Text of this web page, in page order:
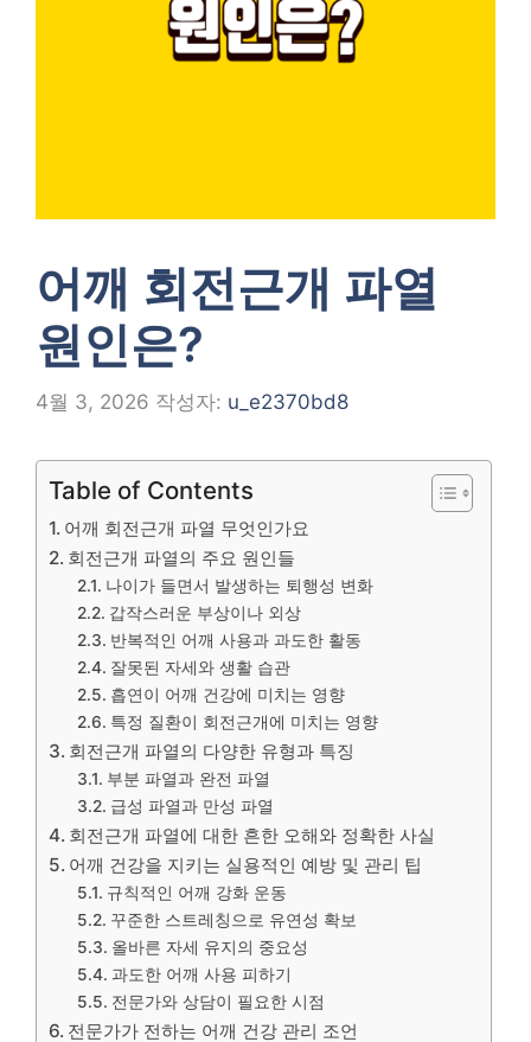
어깨 회전근개 파열
원인은?
4월 3, 2026 작성자: u_e2370bd8
Table of Contents
어깨 회전근개 파열 무엇인가요
회전근개 파열의 주요 원인들
나이가 들면서 발생하는 퇴행성 변화
갑작스러운 부상이나 외상
반복적인 어깨 사용과 과도한 활동
잘못된 자세와 생활 습관
흡연이 어깨 건강에 미치는 영향
특정 질환이 회전근개에 미치는 영향
회전근개 파열의 다양한 유형과 특징
부분 파열과 완전 파열
급성 파열과 만성 파열
회전근개 파열에 대한 흔한 오해와 정확한 사실
어깨 건강을 지키는 실용적인 예방 및 관리 팁
규칙적인 어깨 강화 운동
꾸준한 스트레칭으로 유연성 확보
올바른 자세 유지의 중요성
과도한 어깨 사용 피하기
전문가와 상담이 필요한 시점
전문가가 전하는 어깨 건강 관리 조언